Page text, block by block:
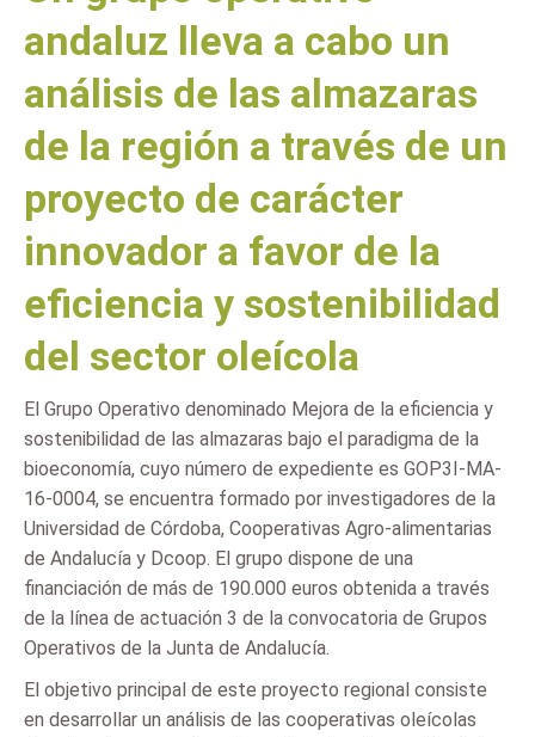
andaluz lleva a cabo un
análisis de las almazaras
de la región a través de un
proyecto de carácter
innovador a favor de la
eficiencia y sostenibilidad
del sector oleícola
El Grupo Operativo denominado Mejora de la eficiencia y
sostenibilidad de las almazaras bajo el paradigma de la
bioeconomía, cuyo número de expediente es GOP3I-MA-
16-0004, se encuentra formado por investigadores de la
Universidad de Córdoba, Cooperativas Agro-alimentarias
de Andalucía y Dcoop. El grupo dispone de una
financiación de más de 190.000 euros obtenida a través
de la línea de actuación 3 de la convocatoria de Grupos
Operativos de la Junta de Andalucía.
El objetivo principal de este proyecto regional consiste
en desarrollar un análisis de las cooperativas oleícolas